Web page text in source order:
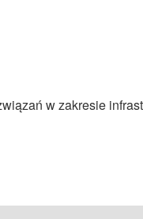
w zakresie